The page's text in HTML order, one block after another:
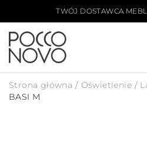
TWÓJ DOSTAWCA
Strona główna / Oświetlenie /
BASI M